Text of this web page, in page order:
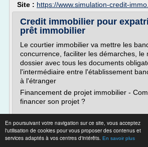
En poursuivant votre navigation sur ce site, vous acceptez
l'utilisation de cookies pour vous proposer des contenus et
services adaptés à vos centres d'intérêts. En savoir plus
Site : https://www.simulation-credit-
Credit immobilier pour
prêt immobilier
Le courtier immobilier va mettre les
concurrence, faciliter les démarches, le
dossier avec tous les documents
l'intermédiaire entre l'établissement
à l'étranger
Financement de projet immobilier -
financer son projet ?
Besoin de crédit pour financer votre
dans un premier temps utiliser...